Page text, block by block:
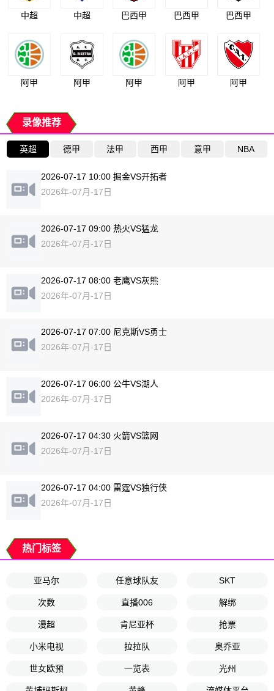
中超 中超 巴西甲 巴西甲 巴西甲
阿甲 阿甲 阿甲 阿甲 阿甲
录像推荐
英超 德甲 法甲 西甲 意甲 NBA
2026-07-17 10:00 掘金VS开拓者
2026年-07月-17日
2026-07-17 09:00 热火VS猛龙
2026年-07月-17日
2026-07-17 08:00 老鹰VS灰熊
2026年-07月-17日
2026-07-17 07:00 尼克斯VS勇士
2026年-07月-17日
2026-07-17 06:00 公牛VS湖人
2026年-07月-17日
2026-07-17 04:30 火箭VS篮网
2026年-07月-17日
2026-07-17 04:00 雷霆VS独行侠
2026年-07月-17日
热门标签
亚马尔 任意球队友 SKT
次数 直播006 解绑
漫超 肯尼亚杯 抢票
小米电视 拉拉队 奥乔亚
世女欧预 一览表 光州